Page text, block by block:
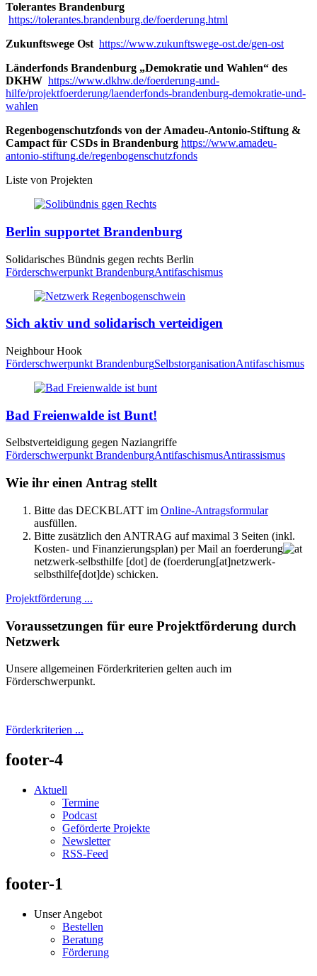
Tolerantes Brandenburg
https://tolerantes.brandenburg.de/foerderung.html
Zukunftswege Ost https://www.zukunftswege-ost.de/gen-ost
Länderfonds Brandenburg „Demokratie und Wahlen“ des
DKHW https://www.dkhw.de/foerderung-und-
hilfe/projektfoerderung/laenderfonds-brandenburg-demokratie-und-
wahlen
Regenbogenschutzfonds von der Amadeu-Antonio-Stiftung &
Campact für CSDs in Brandenburg https://www.amadeu-
antonio-stiftung.de/regenbogenschutzfonds
Liste von Projekten
Berlin supportet Brandenburg
Solidarisches Bündnis gegen rechts Berlin
Förderschwerpunkt BrandenburgAntifaschismus
Sich aktiv und solidarisch verteidigen
Neighbour Hook
Förderschwerpunkt BrandenburgSelbstorganisationAntifaschismus
Bad Freienwalde ist Bunt!
Selbstverteidigung gegen Naziangriffe
Förderschwerpunkt BrandenburgAntifaschismusAntirassismus
Wie ihr einen Antrag stellt
Bitte das DECKBLATT im Online-Antragsformular
ausfüllen.
Bitte zusätzlich den ANTRAG auf maximal 3 Seiten (inkl.
Kosten- und Finanzierungsplan) per Mail an foerderung
netzwerk-selbsthilfe [dot] de (foerderung[at]netzwerk-
selbsthilfe[dot]de) schicken.
Projektförderung ...
Voraussetzungen für eure Projektförderung durch
Netzwerk
Unsere allgemeinen Förderkriterien gelten auch im
Förderschwerpunkt.
Förderkriterien ...
footer-4
Aktuell
Termine
Podcast
Geförderte Projekte
Newsletter
RSS-Feed
footer-1
Unser Angebot
Bestellen
Beratung
Förderung